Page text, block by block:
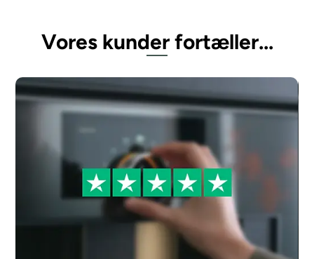
Vores kunder fortæller...